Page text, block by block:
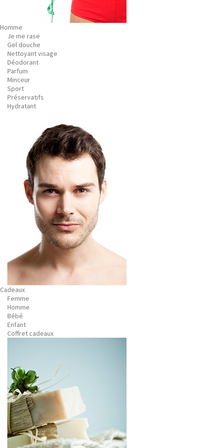
Homme
Je me rase
Gel douche
Nettoyant visage
Déodorant
Parfum
Minceur
Sport
Préservatifs
Hydratant
Cadeaux
Femme
Homme
Bébé
Enfant
Coffret cadeaux